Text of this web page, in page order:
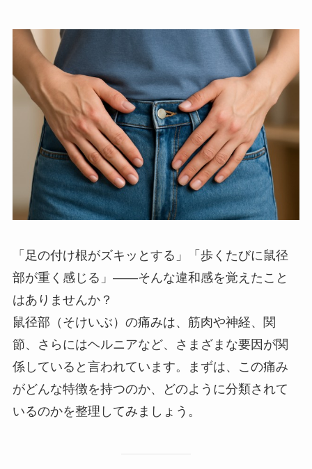
「足の付け根がズキッとする」「歩くたびに鼠径
部が重く感じる」——そんな違和感を覚えたこと
はありませんか？
鼠径部（そけいぶ）の痛みは、筋肉や神経、関
節、さらにはヘルニアなど、さまざまな要因が関
係していると言われています。まずは、この痛み
がどんな特徴を持つのか、どのように分類されて
いるのかを整理してみましょう。